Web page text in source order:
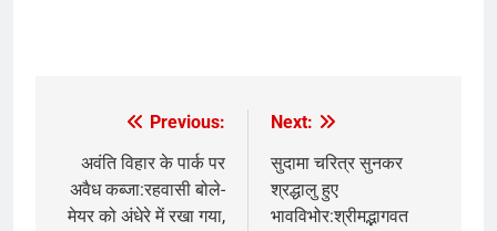
navigation
Previous:
अवंति विहार के पार्क पर
अवैध कब्जा:रहवासी बोले-
मेयर को अंधेरे में रखा गया,
Next:
सुदामा चरित्र सुनकर
श्रद्धालु हुए
भावविभोर:श्रीमद्भागवत